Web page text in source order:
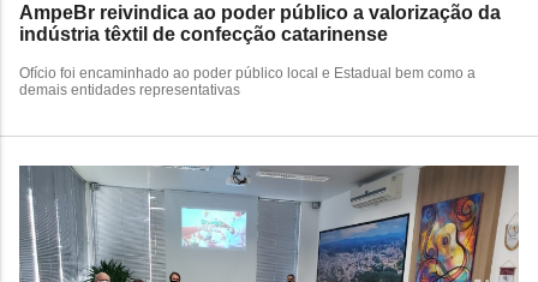
AmpeBr reivindica ao poder público a valorização da
indústria têxtil de confecção catarinense
​Ofício foi encaminhado ao poder público local e Estadual bem como a
demais entidades representativas